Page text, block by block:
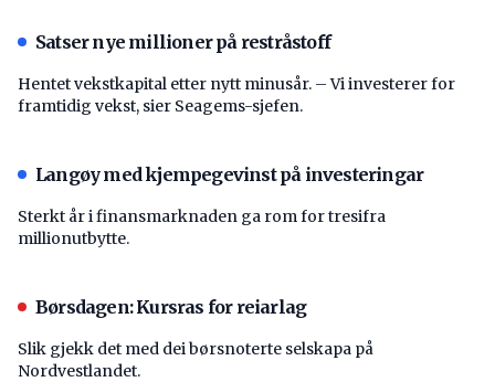
Satser nye millioner på restråstoff
Hentet vekstkapital etter nytt minusår. – Vi investerer for
framtidig vekst, sier Seagems-sjefen.
Langøy med kjempegevinst på investeringar
Sterkt år i finansmarknaden ga rom for tresifra
millionutbytte.
Børsdagen: Kursras for reiarlag
Slik gjekk det med dei børsnoterte selskapa på
Nordvestlandet.